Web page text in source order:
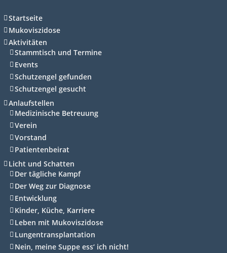
Startseite
Mukoviszidose
Aktivitäten
Stammtisch und Termine
Events
Schutzengel gefunden
Schutzengel gesucht
Anlaufstellen
Medizinische Betreuung
Verein
Vorstand
Patientenbeirat
Licht und Schatten
Der tägliche Kampf
Der Weg zur Diagnose
Entwicklung
Kinder, Küche, Karriere
Leben mit Mukoviszidose
Lungentransplantation
Nein, meine Suppe ess‘ ich nicht!